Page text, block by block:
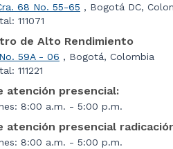
68 No. 55-65 , Bogotá DC,
111071
de Alto Rendimiento
59A - 06 , Bogotá, Colombia
111221
atención presencial:
8:00 a.m. - 5:00 p.m.
atención presencial
8:00 a.m. - 5:00 p.m.